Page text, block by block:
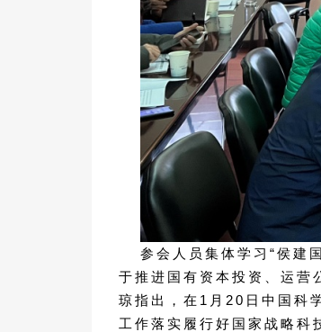
参会人员集体学习“侯建
于推进国有资本投资、运营
琼指出，在1月20日中国科
工作落实履行好国家战略科